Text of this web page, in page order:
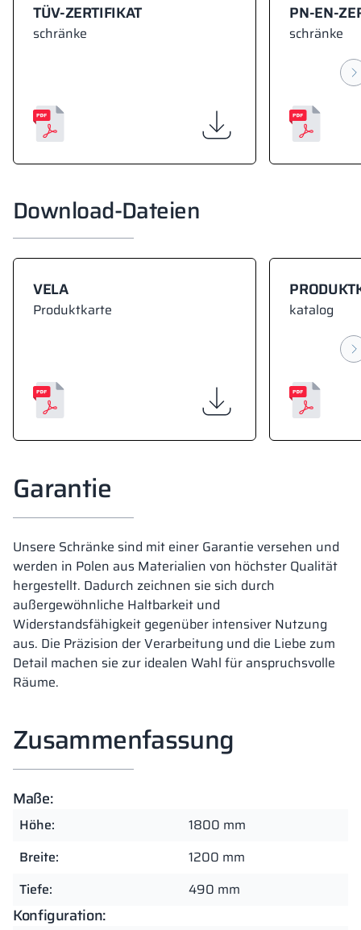
TÜV-ZERTIFIKAT
schränke
PN-EN-
schränke
Download-Dateien
VELA
Produktkarte katalog
Garantie
Unsere Schränke sind mit einer Garantie versehen und
werden in Polen aus Materialien von höchster Qualität
hergestellt. Dadurch zeichnen sie sich durch
außergewöhnliche Haltbarkeit und
Widerstandsfähigkeit gegenüber intensiver Nutzung
aus. Die Präzision der Verarbeitung und die Liebe zum
Detail machen sie zur idealen Wahl für anspruchsvolle
Räume.
Zusammenfassung
Maße:
Höhe:
1800 mm
Breite:
1200 mm
Tiefe:
490 mm
Konfiguration: